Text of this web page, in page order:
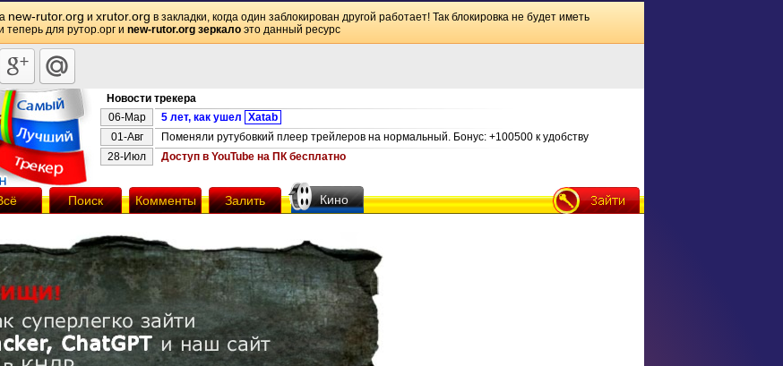
new-rutor.org и xrutor.org в закладки, когда один заблокирован другой работает! Так блокировка не будет иметь
теперь для рутор.орг и new-rutor.org зеркало это данный ресурс
Новости трекера
06-Мар
5 лет, как ушел Xatab
01-Авг
Поменяли рутубовкий плеер трейлеров на нормальный. Бонус: +100500 к удобству
28-Июл
Доступ в YouTube на ПК бесплатно
Поиск Комменты Залить Кино